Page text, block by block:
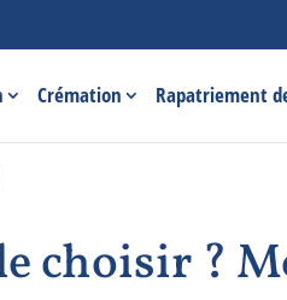
Crémation Rapatriement
choisir ?